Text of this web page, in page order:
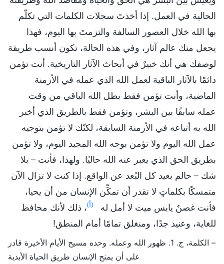
الحالية في العمل. إذا أخذتَ سجلات الكلمات التي تكلّم
بها الله خلال العصور السالفة والتزمتَ بها اليوم، فهذا
يجعل منك عالم آثار، وفي هذه الحالة، تكون أنسب طريقة
لوصفك هي أنك خبيرٌ في أبحاث الآثار التاريخية. أنت تؤمن
دائمًا بالآثار الباقية لعمل الله الذي عمله في الأزمنة
الماضية، وأنت تؤمن فقط بظل الله الباقي من وقت
عمله سابقًا بين البشر، وتؤمن فقط بالطريق الذي أخبر
الله به أتباعه في الأزمنة السابقة، لكنّك لا تؤمن بتوجيه
عمل الله اليوم ولا تؤمن بوجه الله المجيد اليوم، ولا تؤمن
بطريق الحق الذي يعبر عنه الله حاليًا. ولهذا، فأنت – بلا
شك – حالم بعيد كل البُعد عن الواقع. إذا كنت لا تزال الآن
متمسكًا بكلماتٍ لا تقدر أن تمكِّن الإنسان من أن يحيا،
فأنت غصنٌ يابس ميت لا أمل له
(أ)، ذلك لأنك محافظ
للغاية، وعنيد جدًا، ومنغلق تمامًا أمام المنطق!
– الكلمة، ج. 1. ظهور الله وعمله. وحده مسيح الأيام الأخيرة قادر
على أن يمنح الإنسان طريق الحياة الأبدية